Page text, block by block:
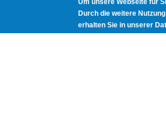
Um unsere Webseite für
Durch die weitere
erhalten Sie in unserer